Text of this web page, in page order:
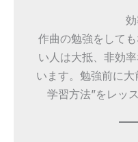
作曲の勉強をして
い人は大抵、非効
います。勉強前に
学習方法”をレッ